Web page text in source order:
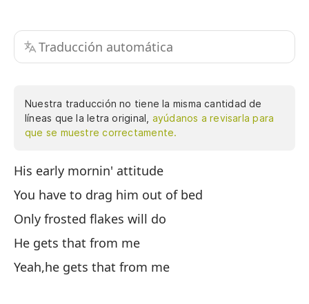
Traducción automática
Nuestra traducción no tiene la misma cantidad de
líneas que la letra original, ayúdanos a revisarla para
que se muestre correctamente.
His early mornin' attitude
You have to drag him out of bed
Only frosted flakes will do
He gets that from me
Yeah,he gets that from me